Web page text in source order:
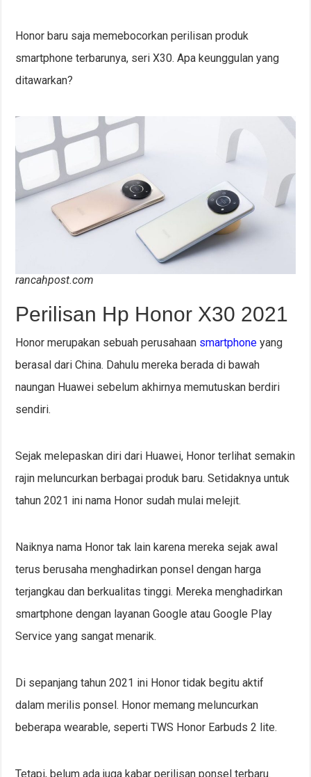
Honor baru saja memebocorkan perilisan produk
smartphone terbarunya, seri X30. Apa keunggulan yang
ditawarkan?
rancahpost.com
Perilisan Hp Honor X30 2021
Honor merupakan sebuah perusahaan smartphone yang
berasal dari China. Dahulu mereka berada di bawah
naungan Huawei sebelum akhirnya memutuskan berdiri
sendiri.
Sejak melepaskan diri dari Huawei, Honor terlihat semakin
rajin meluncurkan berbagai produk baru. Setidaknya untuk
tahun 2021 ini nama Honor sudah mulai melejit.
Naiknya nama Honor tak lain karena mereka sejak awal
terus berusaha menghadirkan ponsel dengan harga
terjangkau dan berkualitas tinggi. Mereka menghadirkan
smartphone dengan layanan Google atau Google Play
Service yang sangat menarik.
Di sepanjang tahun 2021 ini Honor tidak begitu aktif
dalam merilis ponsel. Honor memang meluncurkan
beberapa wearable, seperti TWS Honor Earbuds 2 lite.
Tetapi, belum ada juga kabar perilisan ponsel terbaru.